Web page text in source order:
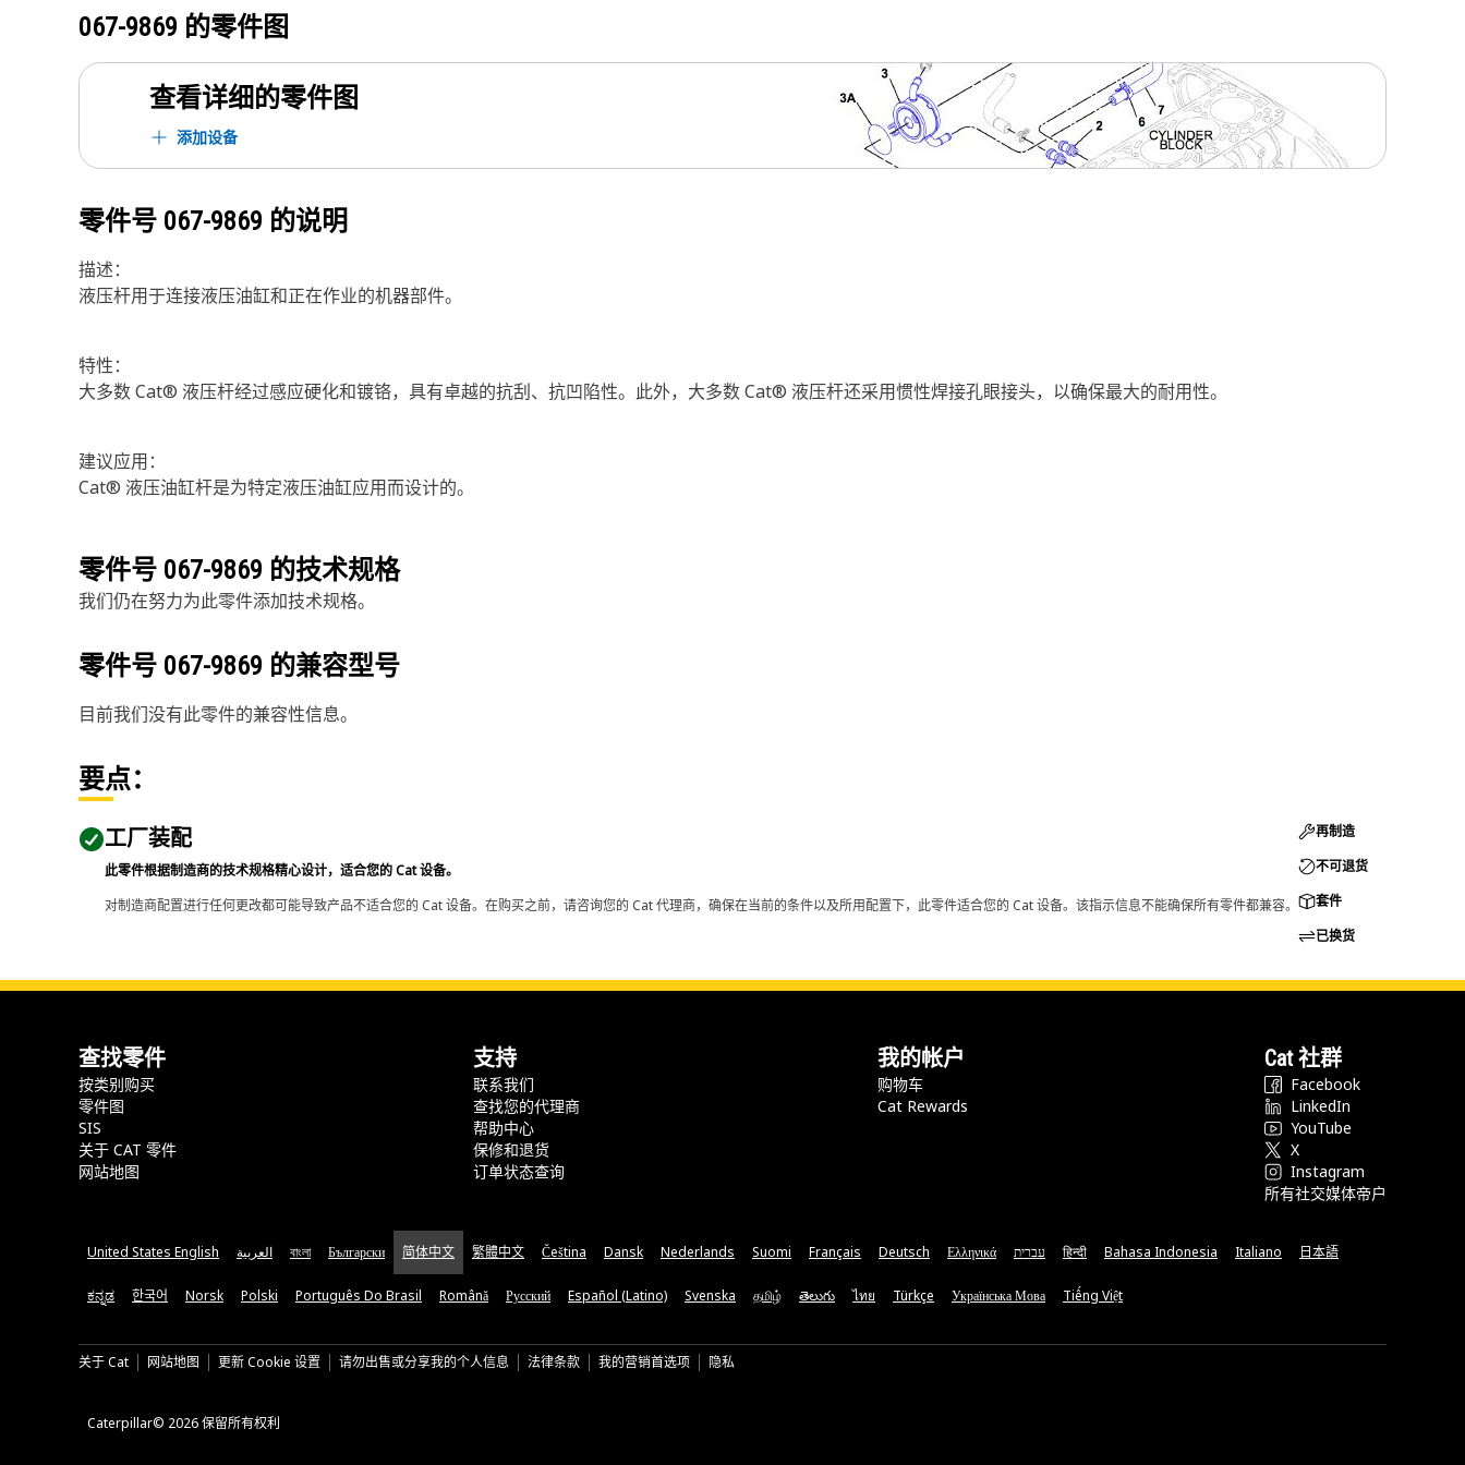
067-9869 的零件图
查看详细的零件图
添加设备
零件号 067-9869 的说明
描述：
液压杆用于连接液压油缸和正在作业的机器部件。
特性：
大多数 Cat® 液压杆经过感应硬化和镀铬，具有卓越的抗刮、抗凹陷性。此外，大多数 Cat® 液压杆还采用惯性焊接孔眼接头，以确保最大的耐用性。
建议应用：
Cat® 液压油缸杆是为特定液压油缸应用而设计的。
零件号 067-9869 的技术规格
我们仍在努力为此零件添加技术规格。
零件号 067-9869 的兼容型号
目前我们没有此零件的兼容性信息。
要点：
工厂装配
此零件根据制造商的技术规格精心设计，适合您的 Cat 设备。
对制造商配置进行任何更改都可能导致产品不适合您的 Cat 设备。在购买之前，请咨询您的 Cat 代理商，确保在当前的条件以及所用配置下，此零件适合您的 Cat 设备。该指示信息不能确保所有零件都兼容。
再制造
不可退货
套件
已换货
查找零件
按类别购买
零件图
SIS
关于 CAT 零件
网站地图
支持
联系我们
查找您的代理商
帮助中心
保修和退货
订单状态查询
我的帐户
购物车
Cat Rewards
Cat 社群
Facebook
LinkedIn
YouTube
X
Instagram
所有社交媒体帝户
United States English العربية বাংলা Български 简体中文 繁體中文 Čeština Dansk Nederlands Suomi Français Deutsch Ελληνικά עברית हिन्दी Bahasa Indonesia Italiano 日本語
ಕನ್ನಡ 한국어 Norsk Polski Português Do Brasil Română Русский Español (Latino) Svenska தமிழ் తెలుగు ไทย Türkçe Українська Мова Tiếng Việt
关于 Cat 网站地图 更新 Cookie 设置 请勿出售或分享我的个人信息 法律条款 我的营销首选项 隐私
Caterpillar© 2026 保留所有权利